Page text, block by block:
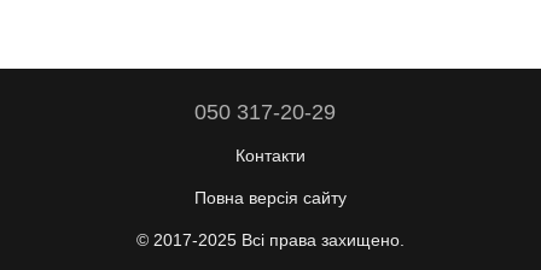
050 317-20-29
Контакти
Повна версія сайту
© 2017-2025 Всі права захищено.